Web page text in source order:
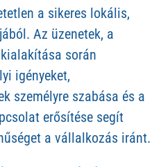
a sikeres lokális,
Az üzenetek, a
során
igényeket,
személyre szabása és a
erősítése segít
a vállalkozás iránt.